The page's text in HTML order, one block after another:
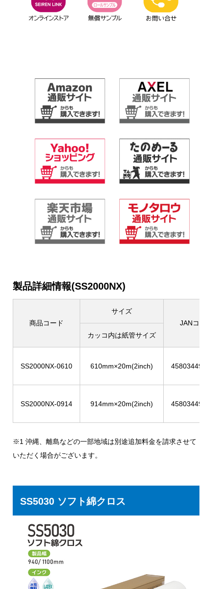
製品詳細情報(SS2000NX)
商品コード
サイズ
JANコード
カッコ内は紙管サイズ
SS2000NX-0610 610mm×20m(2inch)
SS2000NX-0914 914mm×20m(2inch)
※1 沖縄、離島などの一部地域は別途追加料金を請求させて
いただく場合がございます。
SS5030 ソフト綿クロス